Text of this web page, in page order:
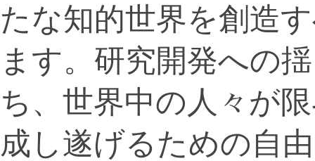
たな知的世界を創造
ます。研究開発への
ち、世界中の人々が
成し遂げるための自